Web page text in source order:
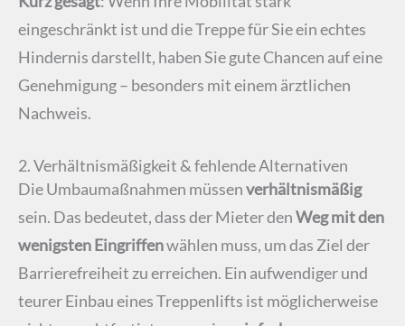
eingeschränkt ist und die Treppe für Sie ein echtes
Hindernis darstellt, haben Sie gute Chancen auf eine
Genehmigung – besonders mit einem ärztlichen
Nachweis.
2. Verhältnismäßigkeit & fehlende Alternativen
Die Umbaumaßnahmen müssenverhältnismäßig
sein. Das bedeutet, dass der Mieter denWeg mit den
wenigsten Eingriffenwählen muss, um das Ziel der
Barrierefreiheit zu erreichen. Ein aufwendiger und
teurer Einbau eines Treppenlifts ist möglicherweise